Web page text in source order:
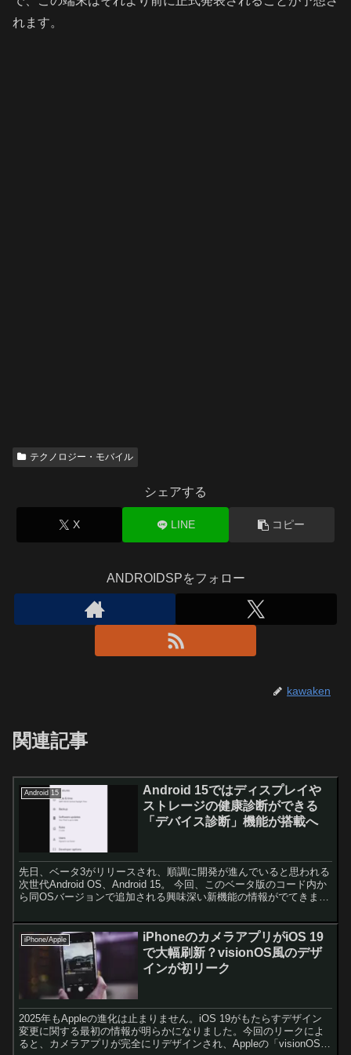
れます。
テクノロジー・モバイル
シェアする
X LINE コピー
ANDROIDSPをフォロー
kawaken
関連記事
Android 15
Android 15ではディスプレイや
ストレージの健康診断ができる
「デバイス診断」機能が搭載へ
先日、ベータ3がリリースされ、順調に開発が進んでいると思われる
次世代Android OS、Android 15。 今回、このベータ版のコード内か
ら同OSバージョンで追加される興味深い新機能の情報がでてきまし
iPhone/Apple
iPhoneのカメラアプリがiOS 19
で大幅刷新？visionOS風のデザ
インが初リーク
2025年もAppleの進化は止まりません。iOS 19がもたらすデザイン
変更に関する最初の情報が明らかになりました。今回のリークによ
ると、カメラアプリが完全にリデザインされ、Appleの「visionOS」